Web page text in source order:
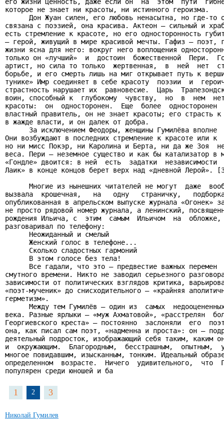
которое не знает ни красоты, ни истинного героизма.
Дон Жуан силен, его любовь ненасытна, но где-то
связана с поэзией, она красива. Актеон – сильный и
есть стремление к красоте, но его односторонность
– герой, живущий в мире красивой мечты. Гафиз – поэт,
жизни ясна для него: вокруг него воплощения
только он «лучший»  и  достоин  божественной  Пери.
артист, но сила то только  жертвенная,  в  ней  нет
борьбе, и его смерть лишь на миг открывает путь к
тунике» Имр соединяет в себе красоту  поэзии  и
страстность нарушает их  равновесие.  Царь
воин, способный к  глубокому  чувству,  но  в  нем
красоты:  он  односторонен.  Еще  более
властный правитель, он не знает красоты; его страсть
в жажде власти, и он далек от добра.
За исключением Феодоры, женщины Гумилёва вполне
Они возбуждают в последних стремление к красоте или к
но ни мисс Покэр, ни Каролина и Берта, ни да же Зоя
веса. Пери – неземное существо и как бы катализатор
«Гондле» двоится: в ней  есть  задатки
Лаик» в конце концов берет верх над «дневной Лерой».
Многие из нынешних читателей не могут  даже
вызвала  крошечная,   на   одну   страничку,
опубликованная в апрельском выпуске журнала
не просто рядовой номер журнала, а ленинский,
рождения Ильича, с  этим  самым  Ильичом  на
разговаривал по телефону:
      Неожиданный и смелый
      Женский голос в телефоне...
      Сколько сладостных гармоний
      В этом голосе без тела!
Все гадали, что это – предвестие важных перемен
смутного времени. Никто не заводил серьезного
зависимости от политических взглядов критика,
«поэт-мученик» до снисходительного – «крайняя
герметизм».
Между тем Гумилёв – один из  самых
века. Разные ярлыки – «муж Ахматовой», «расстрелян
Георгиевского креста» – постоянно  заслоняли  его
она, как писал сам поэт, «надменна и проста»: он –
деятельный подросток, изображающий себя таким, каким
и  окружающим.  Благородным,  бесстрашным,  опытным,
многое повидавшим, изысканным, тонким. Идеальный
определенном  возрасте.  Ничего  удивительного,  что
популярен среди юношей и ба
1 2 3
Николай Гумилев